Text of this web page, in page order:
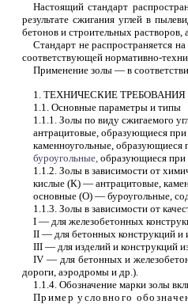
Настоящий стандарт
результате сжигания углей в
бетонов и строительных растворов,
Стандарт не распространяется
соответствующей нормативно-
Применение золы — в
1. ТЕХНИЧЕСКИЕ ТРЕБОВАНИЯ
1.1. Основные параметры и типы
1.1.1. Золы по виду сжигаемого
антрацитовые, образующиеся
каменноугольные, образующиеся
буроугольные, образующиеся при
1.1.2. Золы в зависимости от
кислые (К) — антрацитовые,
основные (О) — буроугольные,
1.1.3. Золы в зависимости от
I — для железобетонных
II — для бетонных конструкций и
III — для изделий и конструкций
IV — для бетонных и
дороги, аэродромы и др.).
1.1.4. Обозначение марки золы
Пример условного